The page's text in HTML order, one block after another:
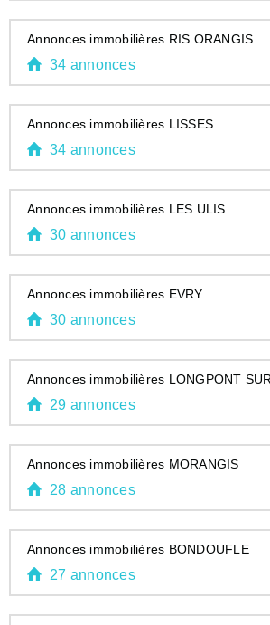
Annonces immobilières RIS ORANGIS
34 annonces
Annonces immobilières LISSES
34 annonces
Annonces immobilières LES ULIS
30 annonces
Annonces immobilières EVRY
30 annonces
Annonces immobilières LONGPONT
29 annonces
Annonces immobilières MORANGIS
28 annonces
Annonces immobilières BONDOUFLE
27 annonces